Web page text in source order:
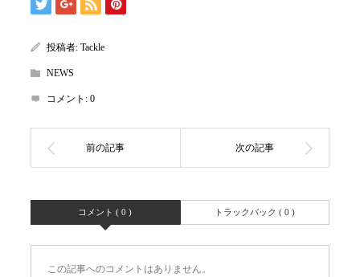
投稿者: Tackle
NEWS
コメント: 0
コメント ( 0 ) トラックバック ( 0 )
この記事へのコメントはありません。